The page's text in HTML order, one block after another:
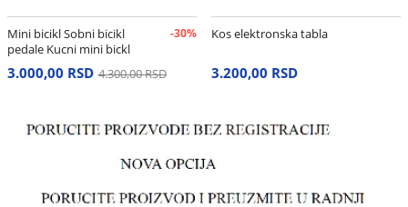
Mini bicikl Sobni bicikl
pedale Kucni mini bickl
-30%
3.000,00 RSD 4.300,00 RSD
Kos elektronska tabla
3.200,00 RSD